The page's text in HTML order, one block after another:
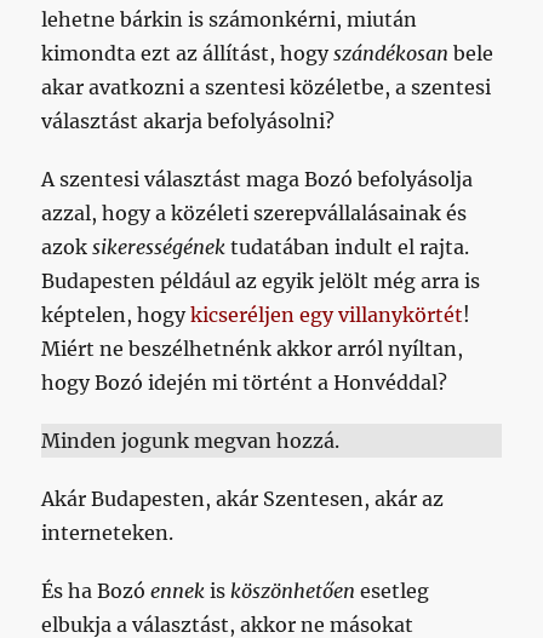
lehetne bárkin is számonkérni, miután
kimondta ezt az állítást, hogyszándékosan bele
akar avatkozni a szentesi közéletbe, a szentesi
választást akarja befolyásolni?
A szentesi választást maga Bozó befolyásolja
azzal, hogy a közéleti szerepvállalásainak és
azoksikerességének tudatában indult el rajta.
Budapesten például az egyik jelölt még arra is
képtelen, hogykicseréljen egy villanykörtét!
Miért ne beszélhetnénk akkor arról nyíltan,
hogy Bozó idején mi történt a Honvéddal?
Minden jogunk megvan hozzá.
Akár Budapesten, akár Szentesen, akár az
interneteken.
És ha Bozóennek isköszönhetően esetleg
elbukja a választást, akkor ne másokat